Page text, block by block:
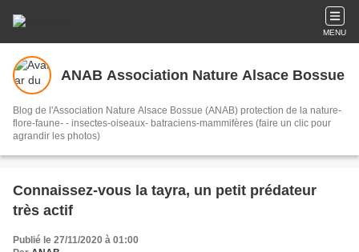
MENU
ANAB Association Nature Alsace Bossue
Blog de l'Association Nature Alsace Bossue (ANAB) protection de la nature-
flore-faune- - insectes-oiseaux- batraciens-mammifères (faire un clic pour
agrandir les photos)
Connaissez-vous la tayra, un petit prédateur
très actif
Publié le 27/11/2020 à 01:00